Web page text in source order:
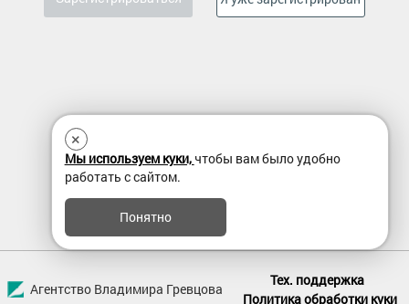
Агентство Владимира Гревцова
Тех. поддержка
Политика обработки куки
×
Мы используем куки,чтобы вам было удобно
работать с сайтом.
Понятно